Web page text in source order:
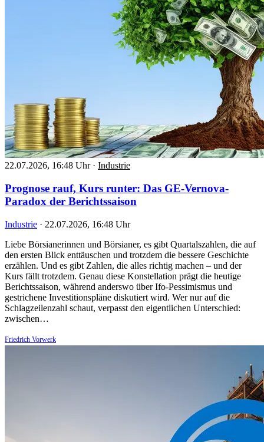
22.07.2026, 16:48 Uhr · Industrie
Prognose rauf, Kurs runter: Das GE-Vernova-
Paradox der Berichtssaison
Industrie · 22.07.2026, 16:48 Uhr
Liebe Börsianerinnen und Börsianer, es gibt Quartalszahlen, die auf
den ersten Blick enttäuschen und trotzdem die bessere Geschichte
erzählen. Und es gibt Zahlen, die alles richtig machen – und der
Kurs fällt trotzdem. Genau diese Konstellation prägt die heutige
Berichtssaison, während anderswo über Ifo-Pessimismus und
gestrichene Investitionspläne diskutiert wird. Wer nur auf die
Schlagzeilenzahl schaut, verpasst den eigentlichen Unterschied:
zwischen…
Friedrich Vorwerk